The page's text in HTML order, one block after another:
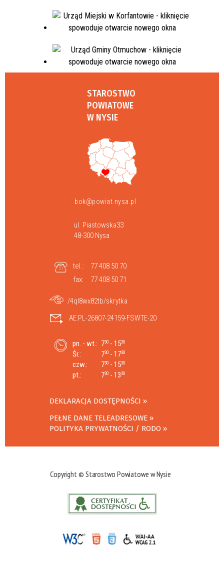
STAROSTWO
POWIATOWE
W NYSIE
bok@powiat.nysa.pl
ul. Piastowska33
48-300 Nysa
tel.:
77 408 50 70
fax:
77 408 50 71
/4ql8wx82tb/skrytka
AE:PL-26807-24159-FSWTE-20
pn. - wt.: 730 - 1530
Śr.: 730 - 1730
czw.: 730 - 1530
pt.: 730 - 1330
DEKLARACJA DOSTĘPNOŚCI
PEŁNE DANE TELEADRESOWE
POLITYKA PRYWATNOŚCI / RODO
Copyright © Starostwo Powiatowe w Nysie